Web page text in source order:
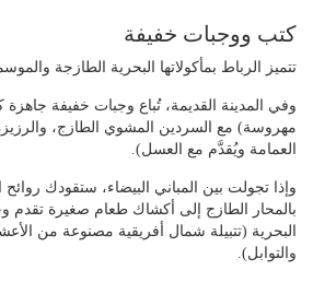
كتب ووجبات خفيفة
تتميز الرباط بمأكولاتها البحرية الطازجة
وفي المدينة القديمة، تُباع وجبات خفيفة
مهروسة) مع السردين المشوي الطازج،
العمامة ويُقدَّم مع العسل).
وإذا تجولت بين المباني البيضاء، ستقودك روائح
بالمحار الطازج إلى أكشاك طعام صغيرة تقدم
البحرية (تتبيلة شمال أفريقية مصنوعة من
والتوابل).